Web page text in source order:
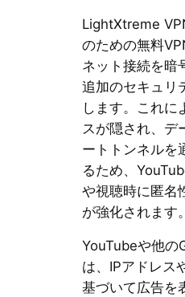
LightXtreme
のための無料
ネット接続を暗
追加のセキュリ
します。これに
スが隠され、デ
ートトンネルを
るため、
や視聴時に匿名
が強化されます。
YouTubeや他の
は、IPアドレス
基づいて広告を